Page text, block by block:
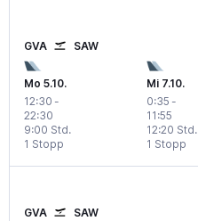
GVA SAW
Mo 5.10.
12:30 -
22:30
1 Stopp
9:00 Std.
Mi 7.10.
0:35 -
11:55
1 Stopp
12:20 Std.
GVA SAW